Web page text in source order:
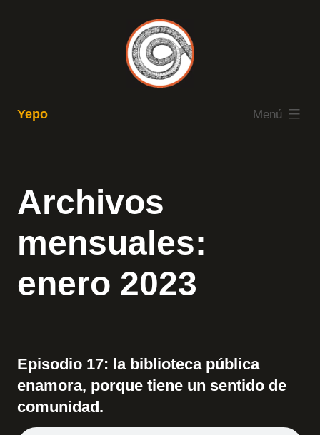
Yepo Menú
expandido
Archivos
mensuales:
enero 2023
Episodio 17: la biblioteca pública
enamora, porque tiene un sentido de
comunidad.